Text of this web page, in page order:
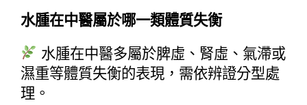
水腫在中醫屬於哪一類體質失衡
水腫在中醫多屬於脾虛、腎虛、氣滯或
濕重等體質失衡的表現，需依辨證分型處
理。